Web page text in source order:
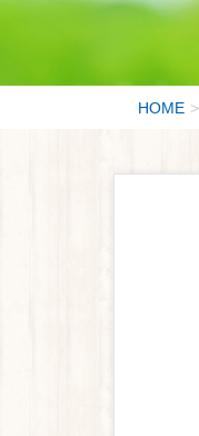
HOME